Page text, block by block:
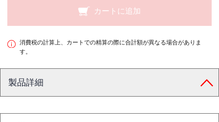
カートに追加
消費税の計算上、カートでの精算の際に合計額が異なる場合がありま
す。
製品詳細